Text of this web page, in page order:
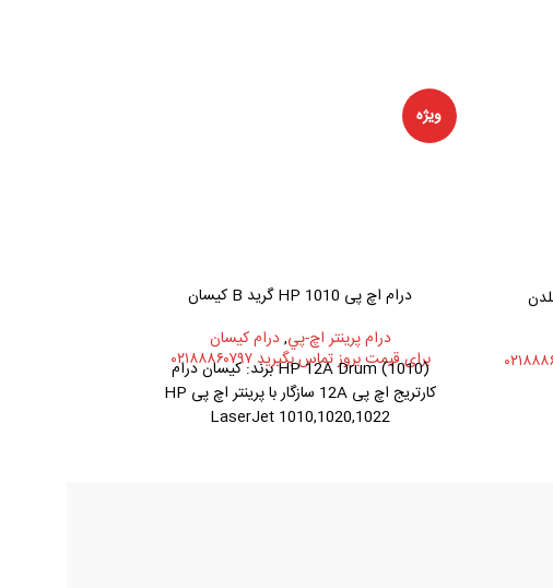
ویژه
درام اچ پی HP 1010 گرید B کیسان
درام پرينتر اچ-پي,درام کیسان
برای قیمت بروز تماس بگیرید ۰۲۱۸۸۸۶۰۷۹۷(1010) HP 12A Drum برند: کیسان درام
کارتریج اچ پی 12A سازگار با پرینتر اچ پی HP
LaserJet 1010,1020,1022